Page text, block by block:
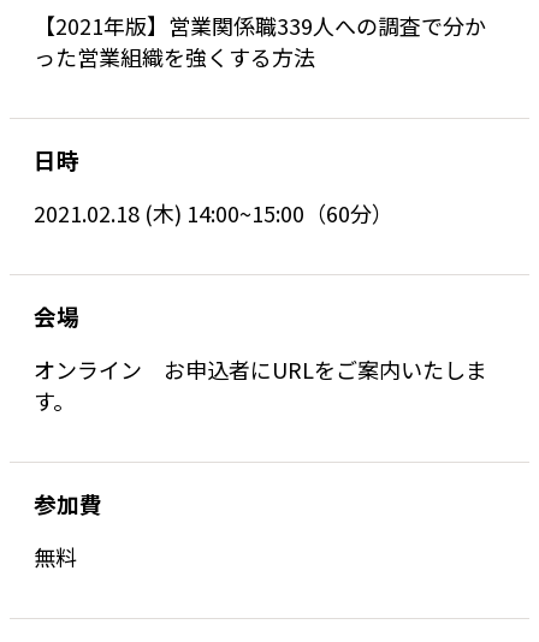
【2021年版】営業関係職339人への調査で分か
った営業組織を強くする方法
日時
2021.02.18 (木) 14:00~15:00（60分）
会場
オンライン お申込者にURLをご案内いたしま
す。
参加費
無料